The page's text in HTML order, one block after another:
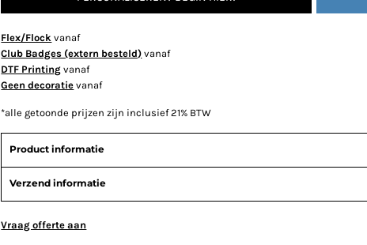
Flex/Flock vanaf
Club Badges (extern besteld) vanaf
DTF Printing vanaf
Geen decoratie vanaf
*alle getoonde prijzen zijn inclusief 21% BTW
Product informatie
Verzend informatie
Vraag offerte aan